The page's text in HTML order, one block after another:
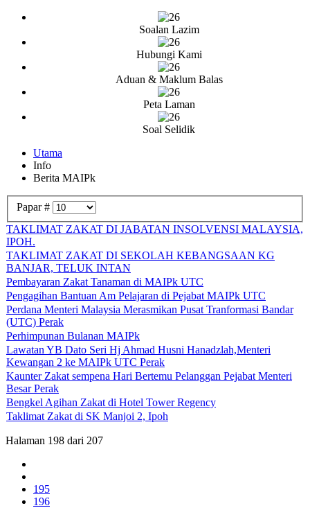
Soalan Lazim
Hubungi Kami
Aduan & Maklum Balas
Peta Laman
Soal Selidik
Utama
Info
Berita MAIPk
Papar #
TAKLIMAT ZAKAT DI JABATAN INSOLVENSI MALAYSIA,
IPOH.
TAKLIMAT ZAKAT DI SEKOLAH KEBANGSAAN KG
BANJAR, TELUK INTAN
Pembayaran Zakat Tanaman di MAIPk UTC
Pengagihan Bantuan Am Pelajaran di Pejabat MAIPk UTC
Perdana Menteri Malaysia Merasmikan Pusat Tranformasi Bandar
(UTC) Perak
Perhimpunan Bulanan MAIPk
Lawatan YB Dato Seri Hj Ahmad Husni Hanadzlah,Menteri
Kewangan 2 ke MAIPk UTC Perak
Kaunter Zakat sempena Hari Bertemu Pelanggan Pejabat Menteri
Besar Perak
Bengkel Agihan Zakat di Hotel Tower Regency
Taklimat Zakat di SK Manjoi 2, Ipoh
Halaman 198 dari 207
195
196